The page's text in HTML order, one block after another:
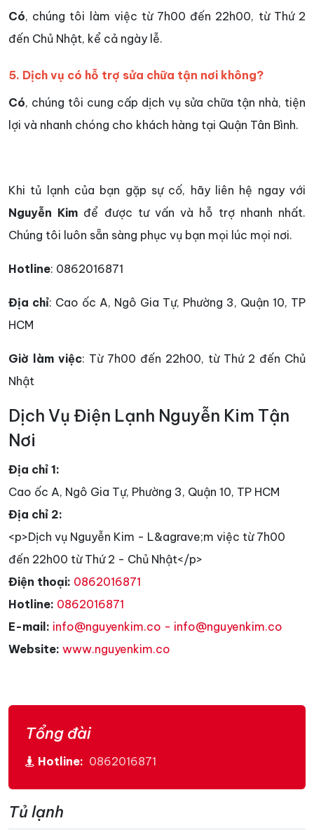
Có, chúng tôi làm việc từ 7h00 đến 22h00, từ Thứ 2
đến Chủ Nhật, kể cả ngày lễ.
5. Dịch vụ có hỗ trợ sửa chữa tận nơi không?
Có, chúng tôi cung cấp dịch vụ sửa chữa tận nhà, tiện
lợi và nhanh chóng cho khách hàng tại Quận Tân Bình.
Khi tủ lạnh của bạn gặp sự cố, hãy liên hệ ngay với
Nguyễn Kim để được tư vấn và hỗ trợ nhanh nhất.
Chúng tôi luôn sẵn sàng phục vụ bạn mọi lúc mọi nơi.
Hotline: 0862016871
Địa chỉ: Cao ốc A, Ngô Gia Tự, Phường 3, Quận 10, TP
HCM
Giờ làm việc: Từ 7h00 đến 22h00, từ Thứ 2 đến Chủ
Nhật
Dịch Vụ Điện Lạnh Nguyễn Kim Tận
Nơi
Địa chỉ 1:
Cao ốc A, Ngô Gia Tự, Phường 3, Quận 10, TP HCM
Địa chỉ 2:
<p>Dịch vụ Nguyễn Kim - L&agrave;m việc từ 7h00
đến 22h00 từ Thứ 2 - Chủ Nhật</p>
Điện thoại: 0862016871
Hotline: 0862016871
E-mail: info@nguyenkim.co - info@nguyenkim.co
Website: www.nguyenkim.co
Tổng đài
Hotline: 0862016871
Tủ lạnh